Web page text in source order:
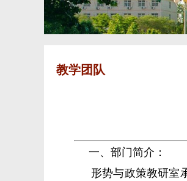
教学团队
一、部门简介：
形势与政策教研室